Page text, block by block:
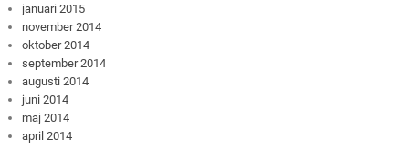
januari 2015
november 2014
oktober 2014
september 2014
augusti 2014
juni 2014
maj 2014
april 2014